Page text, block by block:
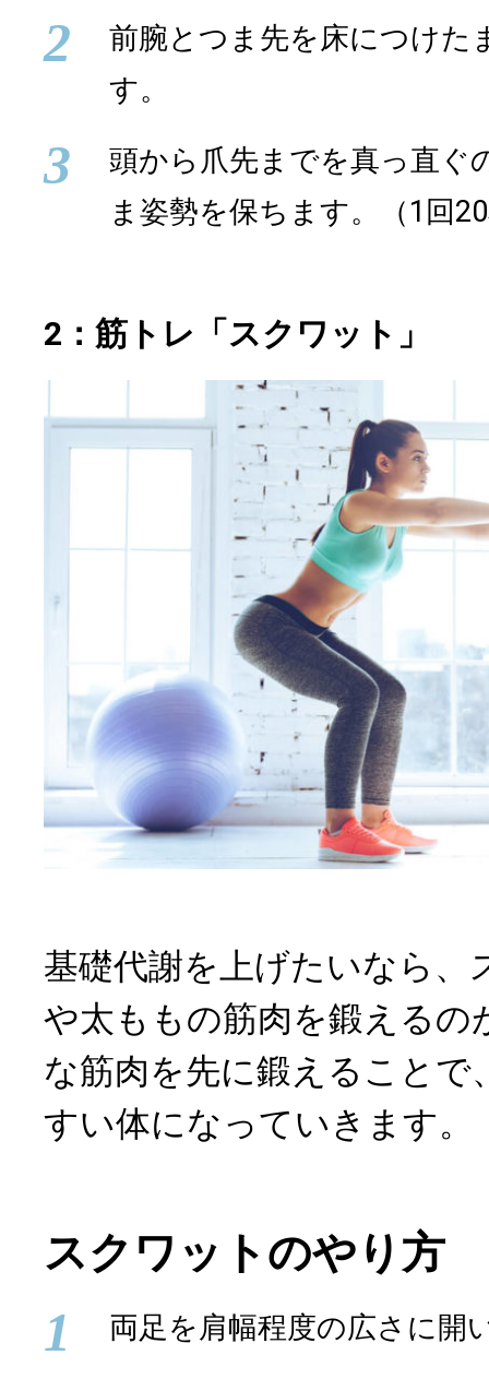
2
前腕とつま先を床につけた
す。
3
頭から爪先までを真っ直ぐ
ま姿勢を保ちます。（1回
2：筋トレ「スクワット」
基礎代謝を上げたいなら、
や太ももの筋肉を鍛えるの
な筋肉を先に鍛えることで
すい体になっていきます。
スクワットのやり方
1 両足を肩幅程度の広さに開